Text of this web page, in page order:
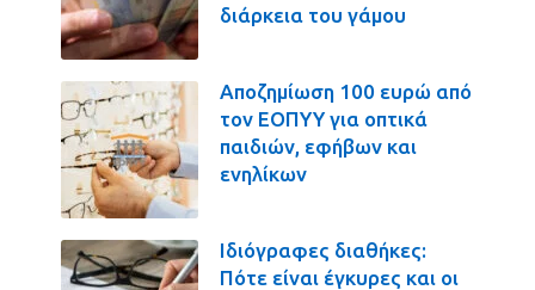
διάρκεια του γάμου
Αποζημίωση 100 ευρώ από
τον ΕΟΠΥΥ για οπτικά
παιδιών, εφήβων και
ενηλίκων
Ιδιόγραφες διαθήκες:
Πότε είναι έγκυρες και οι